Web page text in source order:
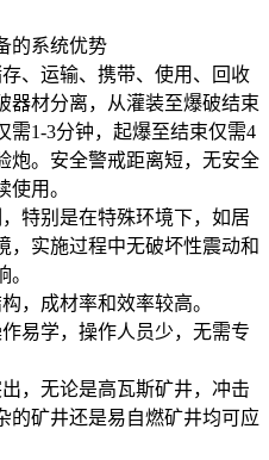
的系统优势
、运输、携带、使用、回收
器材分离，从灌装至爆破结束
需1-3分钟，起爆至结束仅需4
炮。安全警戒距离短，无安全
用。
特别是在特殊环境下，如居
，实施过程中无破坏性震动和
，成材率和效率较高。
易学，操作人员少，无需专
，无论是高瓦斯矿井，冲击
的矿井还是易自燃矿井均可应